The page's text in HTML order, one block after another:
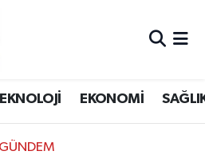
EKONOMİ
GÜNDEM
Haritası
ve Fikstür